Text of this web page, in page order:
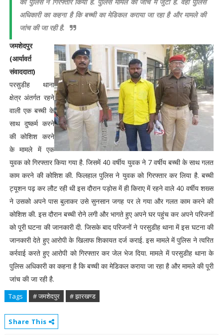
अधिकारी का कहना है कि बच्ची का मेडिकल कराया जा रहा है और मामले की
जांच की जा रही है.
जमशेदपुर
(आर्यावर्त
संवाददाता)
परसुडीह थाना
क्षेत्र अंतर्गत रहने
वाली एक बच्ची के
साथ दुष्कर्म करने
की कोशिश करने
के मामले में एक
युवक को गिरफ्तार किया गया है. जिसमें 40 वर्षीय युवक ने 7 वर्षीय बच्ची के साथ गलत
काम करने की कोशिश की. फिलहाल पुलिस ने युवक को गिरफ्तार कर लिया है. बच्ची
ट्यूशन पढ़ कर लौट रही थी इस दौरान पड़ोस में ही किराए में रहने वाले 40 वर्षीय शख्स
ने उसको अपने पास बुलाकर उसे सुनसान जगह पर ले गया और गलत काम करने की
कोशिश की. इस दौरान बच्ची रोने लगी और भागते हुए अपने घर पहुंच कर अपने परिजनों
को पूरी घटना की जानकारी दी. जिसके बाद परिजनों ने परसुडीह थाना में इस घटना की
जानकारी देते हुए आरोपी के खिलाफ शिकायत दर्ज कराई. इस मामले में पुलिस ने त्वरित
कर्रवाई करते हुए आरोपी को गिरफ्तार कर जेल भेज दिया. मामले में परसुडीह थाना के
पुलिस अधिकारी का कहना है कि बच्ची का मेडिकल कराया जा रहा है और मामले की पूरी
जांच की जा रही है.
Tags # जमशेदपुर # झारखण्ड
Share This